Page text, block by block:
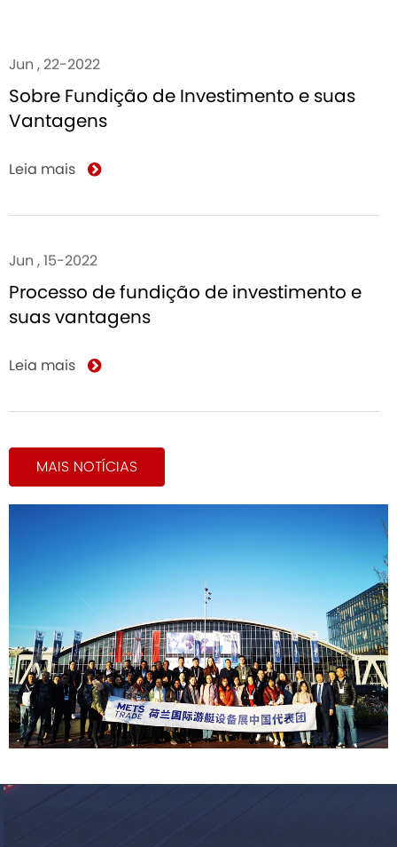
Jun , 22-2022
Sobre Fundição de Investimento e suas
Vantagens
Leia mais
Jun , 15-2022
Processo de fundição de investimento e
suas vantagens
Leia mais
MAIS NOTÍCIAS